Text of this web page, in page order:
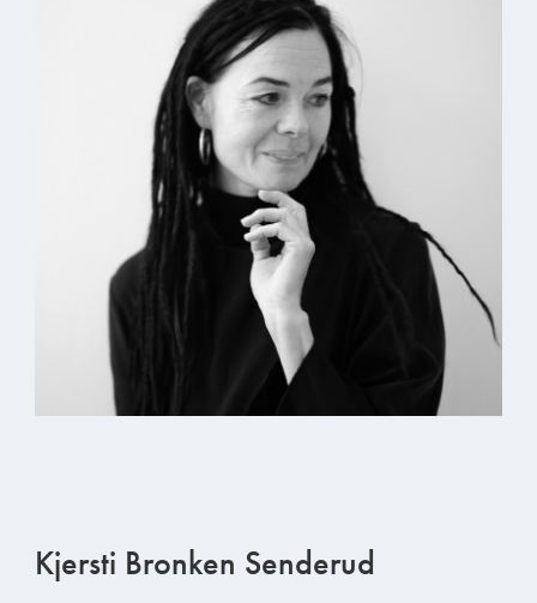
Kjersti Bronken Senderud